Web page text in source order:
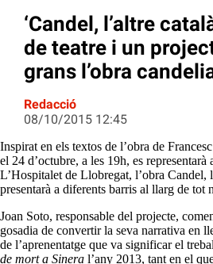
‘Candel, l’altre
de teatre i un
grans l’obra
Redacció
08/10/2015 12:45
Inspirat en els textos de l’obra de
el 24 d’octubre, a les 19h, es
L’Hospitalet de Llobregat, l’obra Candel,
presentarà a diferents barris al llarg de tot
Joan Soto, responsable del projecte,
gosadia de convertir la seva narrativa en
de l’aprenentatge que va significar el
de mort a Sinera l’any 2013, tant en el